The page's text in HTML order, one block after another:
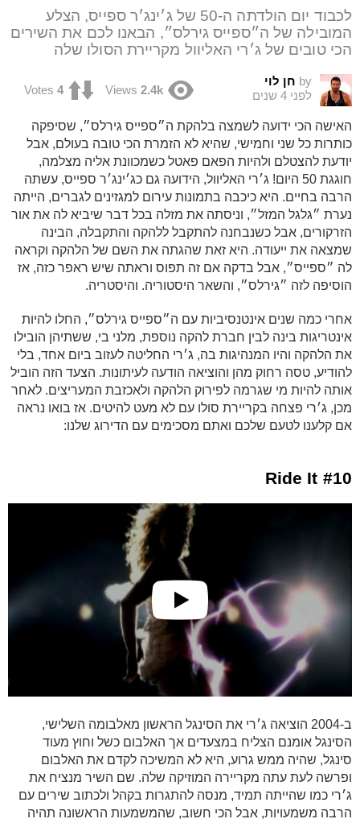
לכבוד יום הולדתה ה-50 של ג׳ינג׳ר ספייס, הצלע
המובילה של ה״ספייס גירלס״, הבאנו לכם את השירים
הכי טובים של ג׳רי האליוול מקריירת הסולו שלה
by חן לוי
לפני 4 שנים
2.4k
Views
4
Votes
האישה הכי ידועה לשמצה בלהקת ה״ספייס גירלס״, שסיפקה
כותרות כל שני וחמישי, שהיא לא הזמרת הכי טובה בעולם, אבל
יודעת להצטלם ולהיות הפאם פאטל כשמכוונת אליה מצלמה,
חוגגת 50 היום! ג׳רי האליוול, הידועה גם כג׳ינג׳ר ספייס, עשתה
הרבה בחיים. היא כיכבה בתמונות עירום למגזינים לגברים, הייתה
נערת ״גלגל המזל״, וניסתה את מזלה בכל דבר שיביא לה את אור
הזרקורים, אבל כשנבחנה להתקבל ללהקה והתקבלה, הבינה
שמצאה את ייעודה. היא זאת שהגתה את השם של הלהקה וקראה
לה ״ספייס״, אבל בדקה אם זה תפוס וראתה שיש ראפר כזה, אז
הוסיפה לזה ״גירלס״, והשאר היסטוריה. והיסטריה.
אחרי כמה שנים אינטנסיביות עם ה״ספייס גירלס״, החלו להיות
אינטריגות בינה לבין חברת להקה נוספת, מלני בי, ששתיהן הובילו
את הלהקה והיו המנהיגות בה, ג׳רי החליטה לעזוב ביום אחד, בלי
להודיע, טסה רחוק מהן והוציאה הודעה לעיתונות. הצעד הזה הוביל
אותה להיות מי שגרמה לפירוק הלהקה ולאכזבת המעריצים. לאחר
מכן, ג׳רי פצחה בקריירת סולו עם לא מעט להיטים. אז בואו נראה
אם קלענו לטעם שלכם ואתם מסכימים עם הדירוג שלנו:
#10 Ride It
ב-2004 הוציאה ג׳רי את הסינגל הראשון מאלבומה השלישי,
הסינגל אומנם הצליח במצעדים אך האלבום כשל וחוץ מעוד
סינגל, שהיה ממש גרוע, היא לא המשיכה לקדם את האלבום
ופרשה לעת עתה מקריירה המוזיקה שלה. שם השיר מנציח את
ג׳רי כמו שהייתה תמיד, מנסה להתגרות בקהל ולכתוב שירים עם
הרבה משמעויות, אבל הכי חשוב, שהמשמעות הראשונה תהיה